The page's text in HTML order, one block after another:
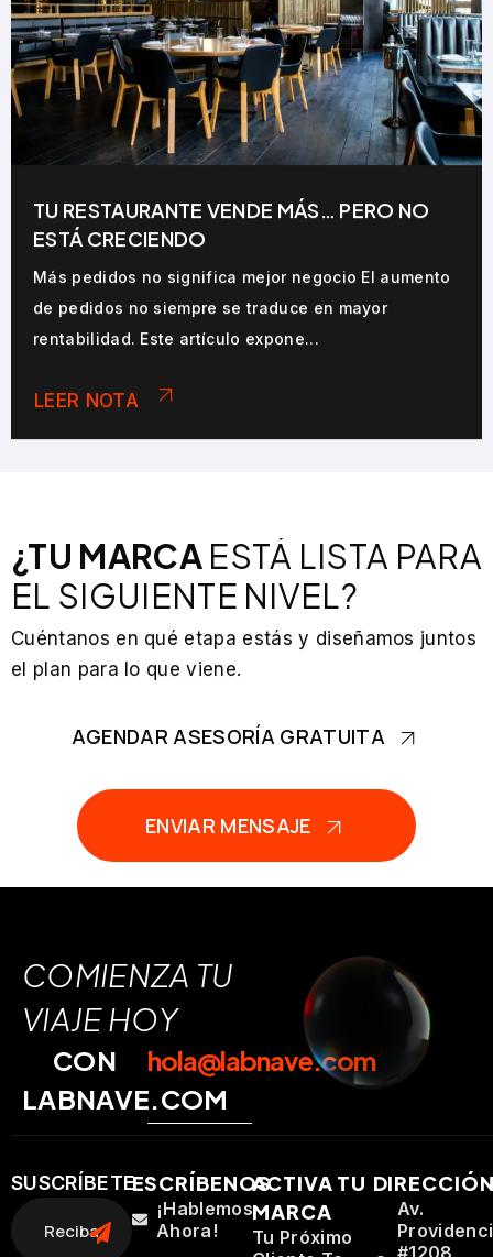
TU RESTAURANTE VENDE MÁS… PERO NO
ESTÁ CRECIENDO
Más pedidos no significa mejor negocio El aumento
de pedidos no siempre se traduce en mayor
rentabilidad. Este artículo expone...
LEER NOTA
¿TU MARCA ESTÁ LISTA PARA
EL SIGUIENTE NIVEL?
Cuéntanos en qué etapa estás y diseñamos juntos
el plan para lo que viene.
AGENDAR ASESORÍA GRATUITA
ENVIAR MENSAJE
COMIENZA TU
VIAJE HOY
CON
LABNAVE.COM
hola@labnave.com
SUSCRÍBETEESCRÍBENOS
¡Hablemos
Ahora!
ACTIVA TU
MARCA
Tu Próximo
Av.